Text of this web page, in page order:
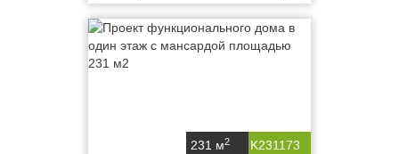
K231173
231 м2